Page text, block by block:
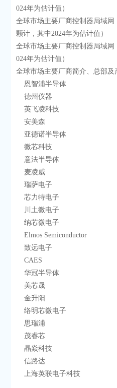
024年为估计值）
全球市场主要厂商控制器局域网
颗计，其中2024年为估计值）
全球市场主要厂商控制器局域网
024年为估计值）
全球市场主要厂商简介、总部
    恩智浦半导体
    德州仪器
    英飞凌科技
    安美森
    亚德诺半导体
    微芯科技
    意法半导体
    麦凌威
    瑞萨电子
    芯力特电子
    川土微电子
    纳芯微电子
    Elmos Semiconductor
    致远电子
    CAES
    华冠半导体
    美芯晟
    金升阳
    络明芯微电子
    思瑞浦
    茂睿芯
    晶焱科技
    信路达
    上海英联电子科技